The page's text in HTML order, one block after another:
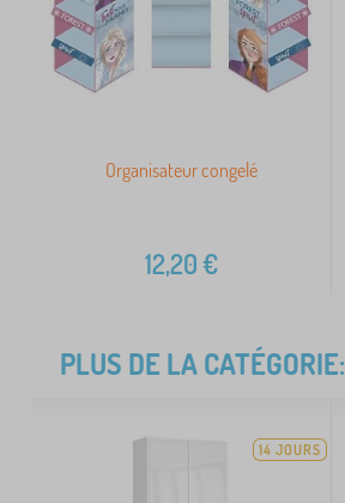
Organisateur congelé
12,20€
PLUS DE LA CATÉGORIE:
14 JOURS